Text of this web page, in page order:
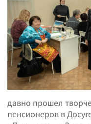
давно прошел
пенсионеров в